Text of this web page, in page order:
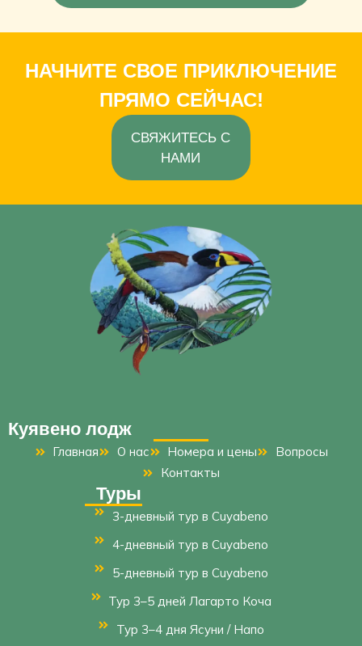
НАЧНИТЕ СВОЕ ПРИКЛЮЧЕНИЕ
ПРЯМО СЕЙЧАС!
СВЯЖИТЕСЬ С
НАМИ
Куявено лодж
Главная О нас Номера и цены
Вопросы
Контакты
Туры
3-дневный тур в Cuyabeno
4-дневный тур в Cuyabeno
5-дневный тур в Cuyabeno
Тур 3–5 дней Лагарто Коча
Тур 3–4 дня Ясуни / Напо